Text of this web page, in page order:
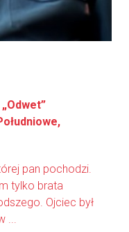
pan pochodzi.
tylko brata
Ojciec był
...